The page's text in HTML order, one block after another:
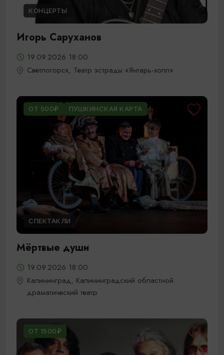
КОНЦЕРТЫ
Игорь Саруханов
19.09.2026 18:00
Светлогорск, Театр эстрады «Янтарь-холл»
ОТ 500₽ ПУШКИНСКАЯ КАРТА
СПЕКТАКЛИ
Мёртвые души
19.09.2026 18:00
Калининград, Калининградский областной
драматический театр
ОТ 1500₽